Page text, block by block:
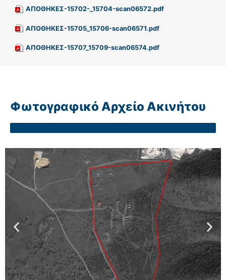
ΑΠΟΘΗΚΕΣ-15702-_15704-scan06572.pdf
ΑΠΟΘΗΚΕΣ-15705_15706-scan06571.pdf
ΑΠΟΘΗΚΕΣ-15707_15709-scan06574.pdf
Φωτογραφικό Αρχείο Ακινήτου